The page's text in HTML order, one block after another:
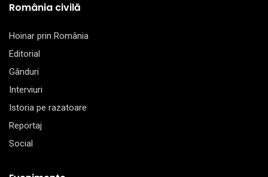
România civilă
Hoinar prin România
Editorial
Gânduri
Interviuri
Istoria pe razatoare
Reportaj
Social